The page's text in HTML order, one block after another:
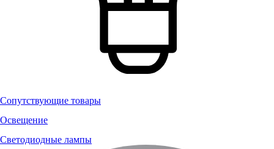
Сопутствующие товары
Освещение
Светодиодные лампы